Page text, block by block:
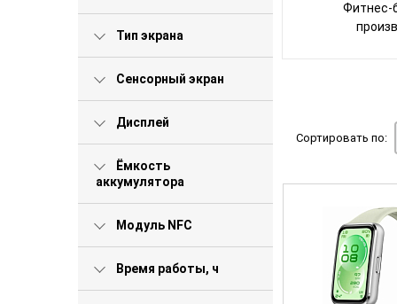
Тип экрана
Сенсорный экран
Дисплей
Ёмкость
аккумулятора
Модуль NFC
Время работы, ч
Фитнес-
Сортировать по: